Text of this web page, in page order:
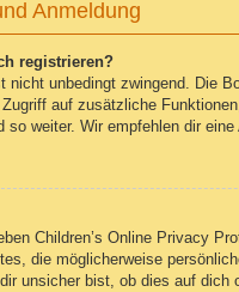
Anmeldung
registrieren?
nicht unbedingt zwingend. Die
auf zusätzliche
so weiter. Wir empfehlen dir
Children’s Online Privacy
die möglicherweise
unsicher bist, ob dies auf